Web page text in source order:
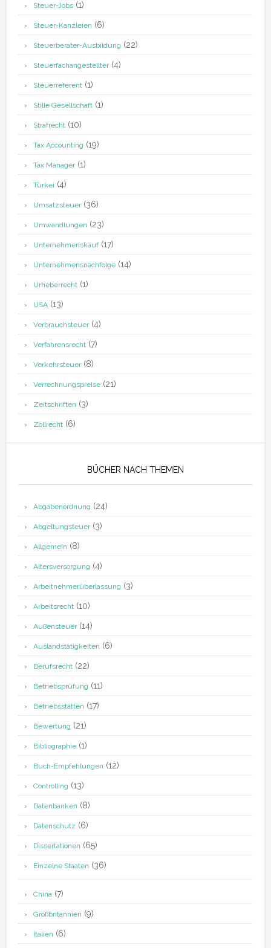
Steuer-Jobs(1)
Steuer-Kanzleien (6)
Steuerberater-Ausbildung (22)
Steuerfachangestellter(4)
Steuerreferent(1)
Stille Gesellschaft(1)
Strafrecht(10)
Tax Accounting (19)
Tax Manager(1)
Türkei (4)
Umsatzsteuer(36)
Umwandlungen (23)
Unternehmenskauf(17)
Unternehmensnachfolge(14)
Urheberrecht(1)
USA(13)
Verbrauchsteuer(4)
Verfahrensrecht(7)
Verkehrsteuer(8)
Verrechnungspreise(21)
Zeitschriften (3)
Zollrecht(6)
BÜCHER NACH THEMEN
Abgabenordnung (24)
Abgeltungsteuer(3)
Allgemein (8)
Altersversorgung (4)
Arbeitnehmerüberlassung (3)
Arbeitsrecht(10)
Außensteuer(14)
Auslandstätigkeiten (6)
Berufsrecht(22)
Betriebsprüfung (11)
Betriebsstätten (17)
Bewertung (21)
Bibliographie(1)
Buch-Empfehlungen (12)
Controlling (13)
Datenbanken (8)
Datenschutz (6)
Dissertationen (65)
Einzelne Staaten (36)
China(7)
Großbritannien (9)
Italien (6)